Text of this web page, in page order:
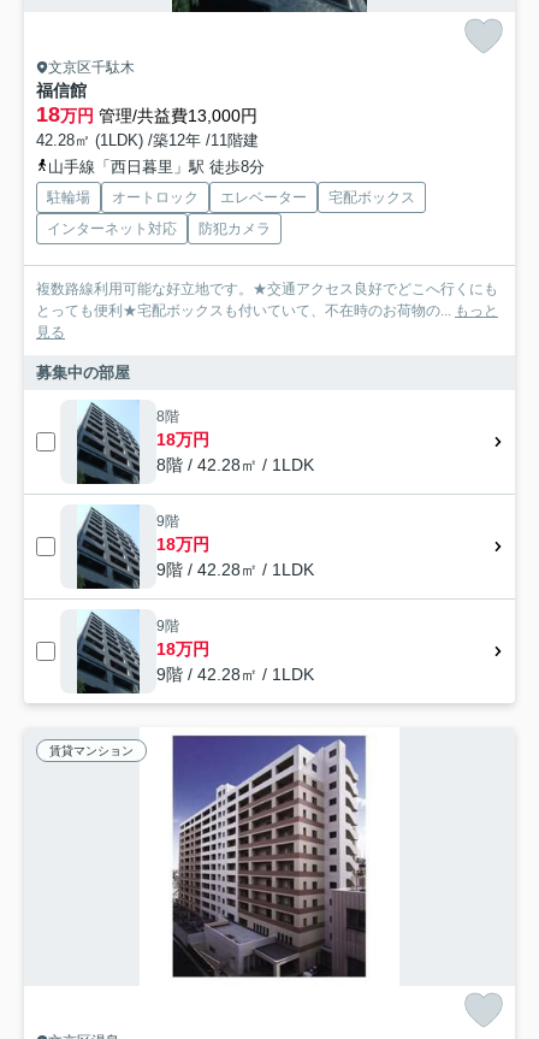
文京区千駄木
福信館
18万円 管理/共益費13,000円
42.28㎡ (1LDK) /築12年 /11階建
山手線「西日暮里」駅 徒歩8分
駐輪場 オートロック エレベーター
宅配ボックス
インターネット対応
防犯カメラ
複数路線利用可能な好立地です。★交通アクセス良好でどこへ行くにも
とっても便利★宅配ボックスも付いていて、不在時のお荷物の... もっと
見る
募集中の部屋
8階
18万円
8階 / 42.28㎡ / 1LDK
9階
18万円
9階 / 42.28㎡ / 1LDK
9階
18万円
9階 / 42.28㎡ / 1LDK
賃貸マンション